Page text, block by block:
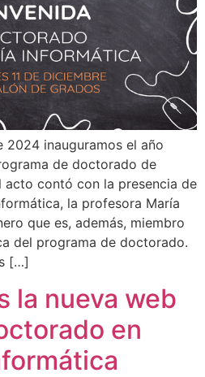
2024 inauguramos el año
de doctorado de
acto contó con la presencia de
la profesora María
que es, además, miembro
del programa de doctorado.
[…]
la nueva web
en